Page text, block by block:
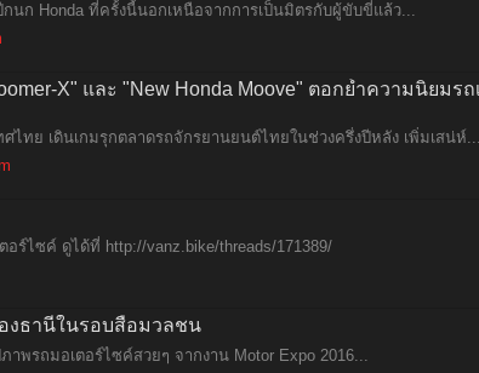
นก Honda ที่ครั้งนี้นอกเหนือจากการเป็นมิตรกับผู้ขับขี่แล้ว...
X" และ "New Honda Moove" ตอกย้ำความนิยม
ทย เดินเกมรุกตลาดรถจักรยานยนต์ไทยในช่วงครึ่งปีหลัง เพิ่มเสน่ห์...
ร์ไซค์ ดูได้ที่ http://vanz.bike/threads/171389/
องธานีในรอบสื่อมวลชน
พรถมอเตอร์ไซค์สวยๆ จากงาน Motor Expo 2016...